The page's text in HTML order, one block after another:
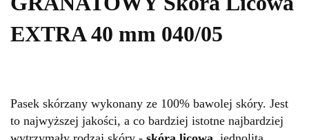
EXTRA 40 mm 040/05
Pasek skórzany wykonany ze 100% bawolej skóry. Jest
to najwyższej jakości, a co bardziej istotne najbardziej